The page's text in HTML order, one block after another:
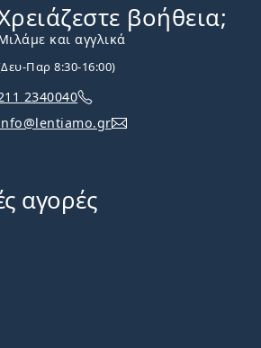
βοήθεια;
και αγγλικά
Παρ 8:30-16:00)
2340040
αγορές